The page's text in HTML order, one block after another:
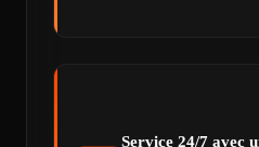
Service 24/7 avec